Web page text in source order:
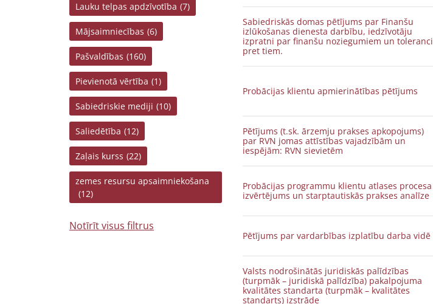
Lauku telpas apdzīvotība (7)
Mājsaimniecības (6)
Pašvaldības (160)
Pievienotā vērtība (1)
Sabiedriskie mediji (10)
Saliedētība (12)
Zaļais kurss (22)
zemes resursu apsaimniekošana
(12)
Notīrīt visus filtrus
Sabiedriskās domas pētījums par Finanšu
izlūkošanas dienesta darbību, iedzīvotāju
izpratni par finanšu noziegumiem un toleranci
pret tiem.
Probācijas klientu apmierinātības pētījums
Pētījums (t.sk. ārzemju prakses apkopojums)
par RVN jomas attīstības vajadzībām un
iespējām: RVN sievietēm
Probācijas programmu klientu atlases procesa
izvērtējums un starptautiskās prakses analīze
Pētījums par vardarbības izplatību darba vidē
Valsts nodrošinātās juridiskās palīdzības
(turpmāk – juridiskā palīdzība) pakalpojuma
kvalitātes standarta (turpmāk – kvalitātes
standarts) izstrāde